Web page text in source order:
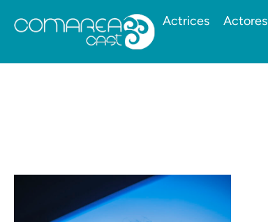
Actrices Actores